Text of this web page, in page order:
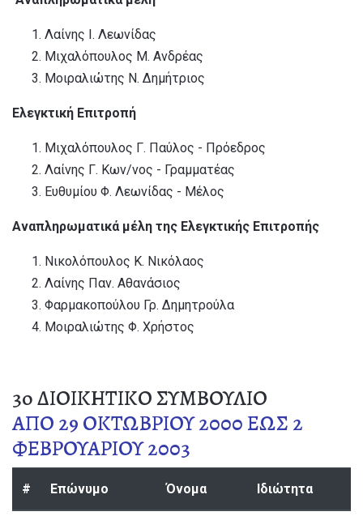
Λαίνης Ι. Λεωνίδας
Μιχαλόπουλος Μ. Ανδρέας
Μοιραλιώτης Ν. Δημήτριος
Ελεγκτική Επιτροπή
Μιχαλόπουλος Γ. Παύλος - Πρόεδρος
Λαίνης Γ. Κων/νος - Γραμματέας
Ευθυμίου Φ. Λεωνίδας - Μέλος
Αναπληρωματικά μέλη της Ελεγκτικής Επιτροπής
Νικολόπουλος Κ. Νικόλαος
Λαίνης Παν. Αθανάσιος
Φαρμακοπούλου Γρ. Δημητρούλα
Μοιραλιώτης Φ. Χρήστος
3o ΔΙΟΙΚΗΤΙΚΟ ΣΥΜΒΟΥΛΙΟ
ΑΠΟ 29 ΟΚΤΩΒΡΙΟΥ 2000 ΕΩΣ 2
ΦΕΒΡΟΥΑΡΙΟΥ 2003
# Επώνυμο Όνομα Ιδιώτητα